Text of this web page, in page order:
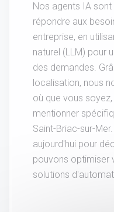
Nos agents IA
répondre aux
entreprise, en
naturel (LLM) pour
des demandes.
localisation, nous
où que vous
mentionner
Saint-Briac-sur-
aujourd'hui pour
pouvons optimiser
solutions